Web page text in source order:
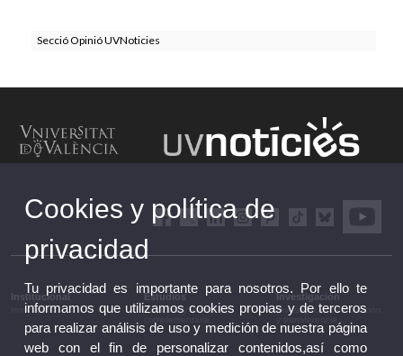
Secció Opinió UVNoticies
Institucional
Institucional
Estudios
Estudios y formación
Investigación
Investigación, innovación
Cookies y política de
privacidad
Tu privacidad es importante para nosotros. Por ello te
informamos que utilizamos cookies propias y de terceros
para realizar análisis de uso y medición de nuestra página
web con el fin de personalizar contenidos,así como